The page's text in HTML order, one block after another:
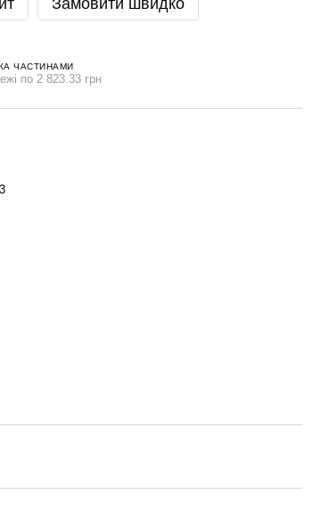
Замовити швидко
ЧАСТИНАМИ
по 2 823.33 грн